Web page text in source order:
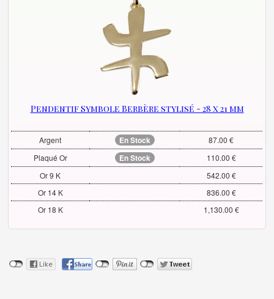
Pendentif Symbole Berbère stylisé - 28 x 21 mm
Argent En Stock
87.00 €
Plaqué Or
En Stock
110.00 €
Or 9 K
542.00 €
Or 14 K
836.00 €
Or 18 K
1,130.00 €